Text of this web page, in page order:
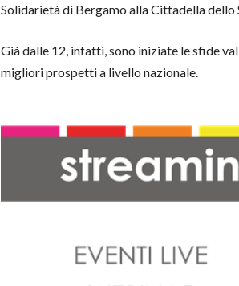
Solidarietà di Bergamo alla Cittadella dello
Già dalle 12, infatti, sono iniziate le sfide
migliori prospetti a livello nazionale.